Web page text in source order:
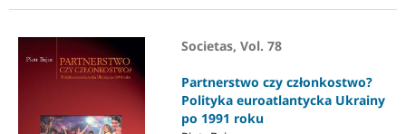
Societas, Vol. 78
Partnerstwo czy członkostwo?
Polityka euroatlantycka Ukrainy
po 1991 roku